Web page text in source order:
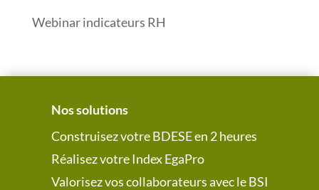
Webinar indicateurs RH
Nos solutions
Construisez votre BDESE en 2 heures
Réalisez votre Index EgaPro
Valorisez vos collaborateurs avec le BSI